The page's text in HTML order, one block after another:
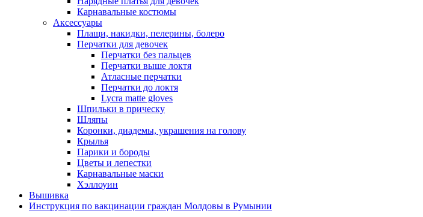
Карнавальные костюмы
Аксессуары
Плащи, накидки, пелерины, болеро
Перчатки для девочек
Перчатки без пальцев
Перчатки выше локтя
Атласные перчатки
Перчатки до локтя
Lycra matte gloves
Шпильки в прическу
Шляпы
Коронки, диадемы, украшения на голову
Крылья
Парики и бороды
Цветы и лепестки
Карнавальные маски
Хэллоуин
Вышивка
Инструкция по вакцинации граждан Молдовы в Румынии